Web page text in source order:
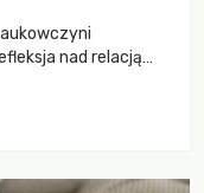
nad relacją